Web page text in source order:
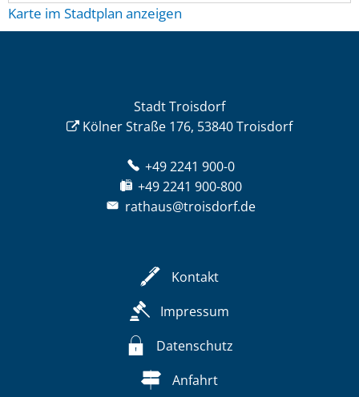
Karte im Stadtplan anzeigen
Stadt Troisdorf
Kölner Straße 176, 53840 Troisdorf
+49 2241 900-0
+49 2241 900-800
rathaus@troisdorf.de
Kontakt
Impressum
Datenschutz
Anfahrt